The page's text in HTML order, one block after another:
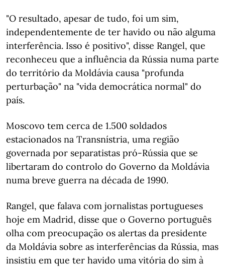
"O resultado, apesar de tudo, foi um sim,
independentemente de ter havido ou não alguma
interferência. Isso é positivo", disse Rangel, que
reconheceu que a influência da Rússia numa parte
do território da Moldávia causa "profunda
perturbação" na "vida democrática normal" do
país.
Moscovo tem cerca de 1.500 soldados
estacionados na Transnístria, uma região
governada por separatistas pró-Rússia que se
libertaram do controlo do Governo da Moldávia
numa breve guerra na década de 1990.
Rangel, que falava com jornalistas portugueses
hoje em Madrid, disse que o Governo português
olha com preocupação os alertas da presidente
da Moldávia sobre as interferências da Rússia, mas
insistiu em que ter havido uma vitória do sim à